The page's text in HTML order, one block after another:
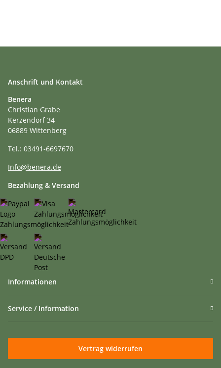
Anschrift und Kontakt
Benera
Christian Grabe
Kerzendorf 34
06889 Wittenberg
Tel.: 03491-6697670
Info@benera.de
Bezahlung & Versand
Informationen
Service / Information
Vertrag widerrufen